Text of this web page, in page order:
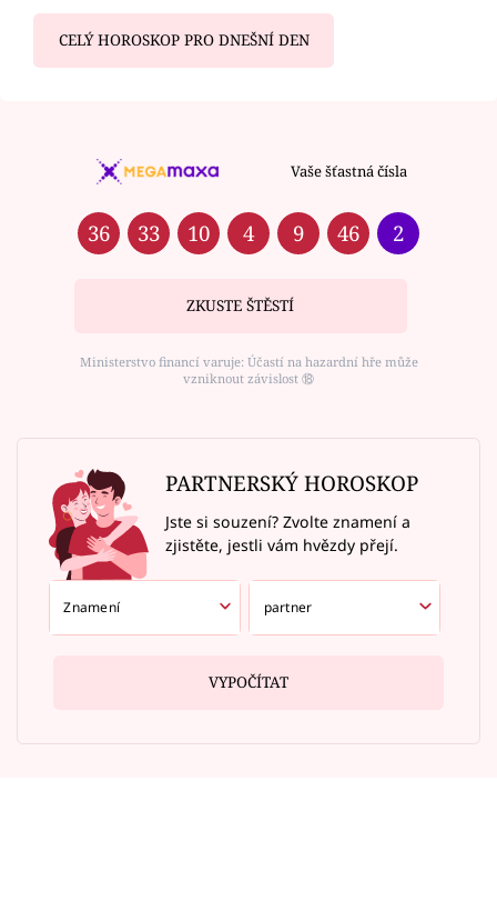
CELÝ HOROSKOP PRO DNEŠNÍ DEN
Vaše šťastná čísla
36 33 10 4 9 46 2
ZKUSTE ŠTĚSTÍ
Ministerstvo financí varuje: Účastí na hazardní hře může
vzniknout závislost ⑱
PARTNERSKÝ HOROSKOP
Jste si souzení? Zvolte znamení a
zjistěte, jestli vám hvězdy přejí.
VYPOČÍTAT